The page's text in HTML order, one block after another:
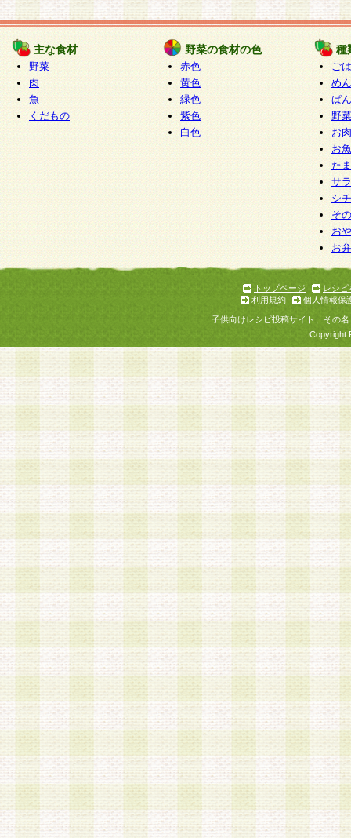
主な食材
野菜
肉
魚
くだもの
野菜の食材の色
赤色
黄色
緑色
紫色
白色
種
ご
めん
ぱん
野
お
お
た
サ
シ
そ
お
お
トップページ
レシピ
利用規約
個人情報保
子供向けレシピ投稿サイト、その
Copyright